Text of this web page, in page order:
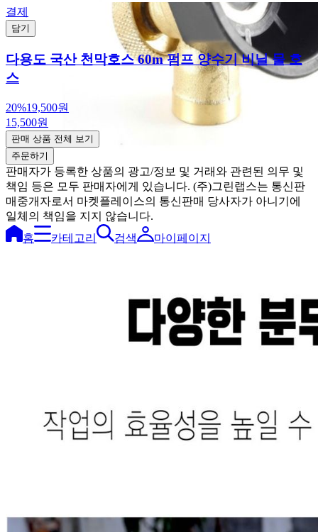
결제
담기
다용도 국산 천막호스 60m 펌프 양수기 비닐 물 호
스
20%19,500원
15,500원
판매 상품 전체 보기
주문하기
판매자가 등록한 상품의 광고/정보 및 거래와 관련된 의무 및
책임 등은 모두 판매자에게 있습니다. (주)그린랩스는 통신판
매중개자로서 마켓플레이스의 통신판매 당사자가 아니기에
일체의 책임을 지지 않습니다.
홈
카테고리 검색 마이페이지